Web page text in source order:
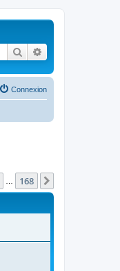
Rechercher
Connexion
168